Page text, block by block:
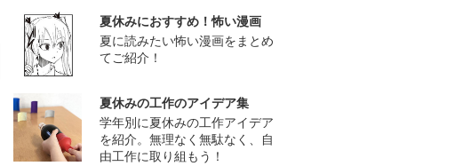
夏休みにおすすめ！怖い漫画
夏に読みたい怖い漫画をまとめ
てご紹介！
夏休みの工作のアイデア集
学年別に夏休みの工作アイデア
を紹介。無理なく無駄なく、自
由工作に取り組もう！